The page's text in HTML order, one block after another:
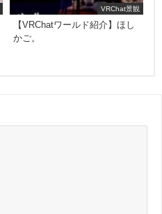
VRChat景観
【VRChatワールド紹介】ほし
かご。